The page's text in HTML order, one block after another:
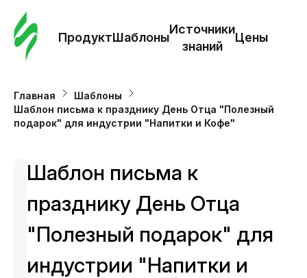
ПродуктШаблоны
Источники
знаний
Цены
Главная
Шаблоны
Шаблон письма к празднику День Отца "Полезный
подарок" для индустрии "Напитки и Кофе"
Шаблон письма к
празднику День Отца
"Полезный подарок" для
индустрии "Напитки и